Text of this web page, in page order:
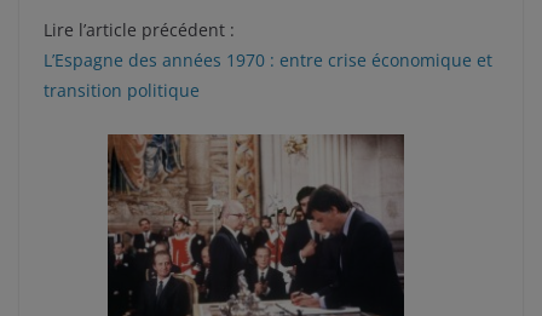
Lire l’article précédent :
L’Espagne des années 1970 : entre crise économique et
transition politique